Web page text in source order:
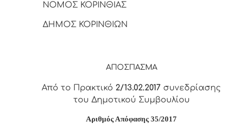
ΝΟΜΟΣ ΚΟΡΙΝΘΙΑΣ
ΔΗΜΟΣ ΚΟΡΙΝΘΙΩΝ
ΑΠΟΣΠΑΣΜΑ
Από το Πρακτικό 2/13.02.2017 συνεδρίασης
του Δημοτικού Συμβουλίου
Αριθμός Απόφασης 35/2017